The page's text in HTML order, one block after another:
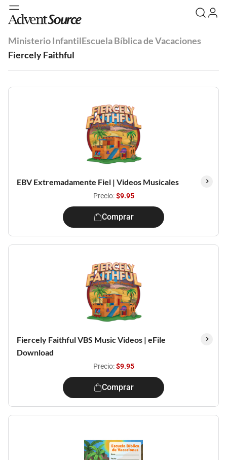
Ministerio InfantilEscuela Bíblica de Vacaciones
Fiercely Faithful
EBV Extremadamente Fiel | Videos Musicales
Precio:$9.95
Comprar
Fiercely Faithful VBS Music Videos | eFile
Download
Precio:$9.95
Comprar